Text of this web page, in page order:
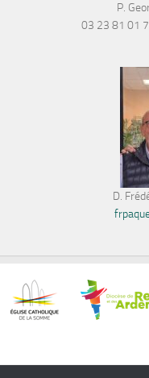
P.
03 23 81 01
D.